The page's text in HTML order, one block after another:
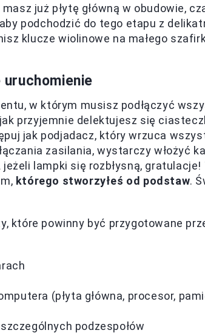
już płytę główną w obudowie,
podchodzić do tego etapu z
klucze wiolinowe na małego
uruchomienie
w którym musisz podłączyć
przyjemnie delektujesz się
jak podjadacz, który wrzuca
zasilania, wystarczy włożyć
lampki się rozbłysną,
którego stworzyłeś od podstaw.
które powinny być przygotowane
(płyta główna, procesor,
podzespołów